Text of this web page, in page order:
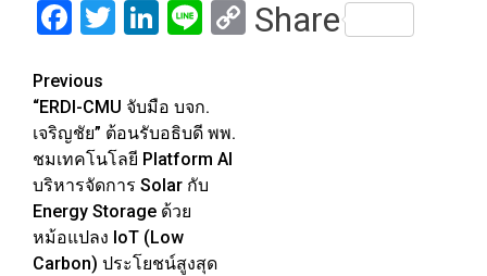
Facebook
Twitter
LinkedIn
LineCopy
Share
Post
navigation
Previous
“ERDI-CMU จับมือ บจก.
เจริญชัย” ต้อนรับอธิบดี พพ.
ชมเทคโนโลยี Platform AI
บริหารจัดการ Solar กับ
Energy Storage ด้วย
หม้อแปลง IoT (Low
Carbon) ประโยชน์สูงสุด